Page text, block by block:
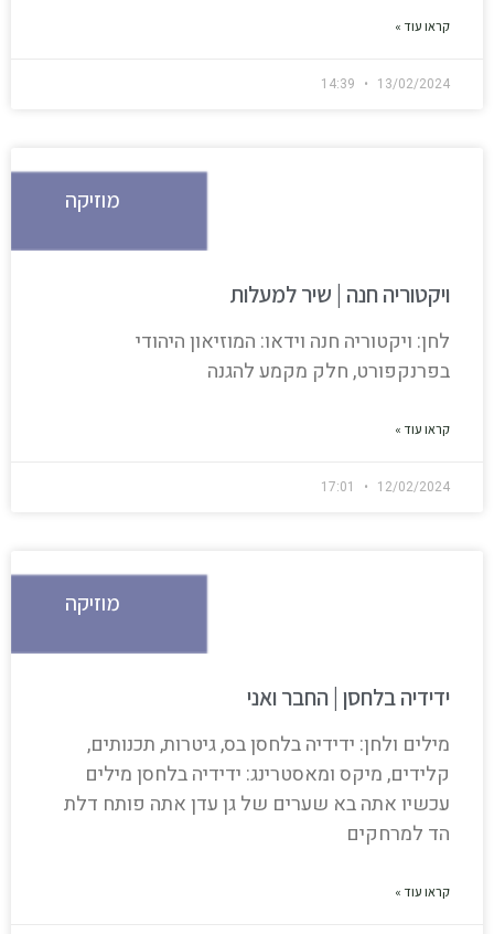
קראו עוד »
13/02/2024
מוזיקה
ויקטוריה חנה | שיר למעלות
לחן: ויקטוריה חנה וידאו: המוזיאון היהודי
בפרנקפורט, חלק מקמע להגנה
קראו עוד »
12/02/2024
מוזיקה
ידידיה בלחסן | החבר ואני
מילים ולחן: ידידיה בלחסן בס, גיטרות, תכנותים,
קלידים, מיקס ומאסטרינג: ידידיה בלחסן מילים
עכשיו אתה בא שערים של גן עדן אתה פותח דלת
הד למרחקים
קראו עוד »